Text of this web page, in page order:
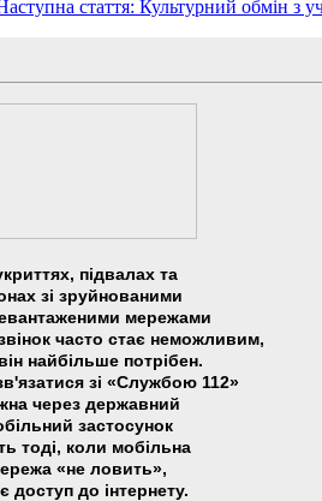
стаття: Культурний обмін з
підвалах та
зі зруйнованими
мережами
часто стає неможливим,
найбільше потрібен.
зі «Службою 112»
через державний
застосунок
тоді, коли мобільна
«не ловить»,
доступ до інтернету.